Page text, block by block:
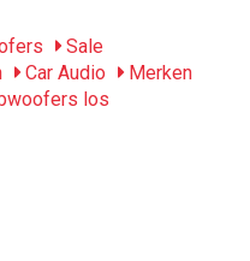
Sale
Car Audio
Merken
los